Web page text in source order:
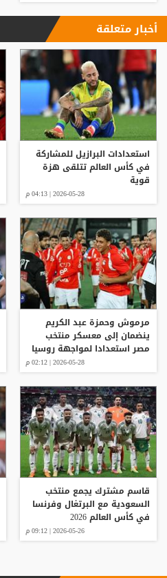
أخبار متعلقة
استعدادات البرازيل للمشاركة
في كأس العالم تتلقى هزة
قوية
2026-05-28 | 04:13 م
مرموش وحمزة عبد الكريم
ينضمان إلى معسكر منتخب
مصر استعدادا لمواجهة روسيا
2026-05-28 | 02:12 م
قاسم مشترك يجمع منتخب
السعودية مع البرتغال وفرنسا
في كأس العالم 2026
2026-05-26 | 09:12 م